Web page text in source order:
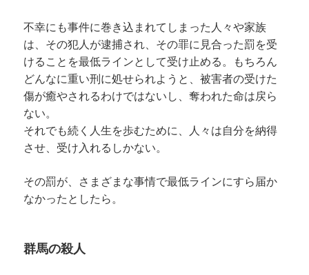
不幸にも事件に巻き込まれてしまった人々や家族
は、その犯人が逮捕され、その罪に見合った罰を受
けることを最低ラインとして受け止める。もちろん
どんなに重い刑に処せられようと、被害者の受けた
傷が癒やされるわけではないし、奪われた命は戻ら
ない。
それでも続く人生を歩むために、人々は自分を納得
させ、受け入れるしかない。
その罰が、さまざまな事情で最低ラインにすら届か
なかったとしたら。
群馬の殺人